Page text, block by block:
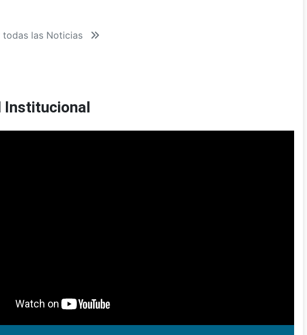
todas las Noticias
Institucional